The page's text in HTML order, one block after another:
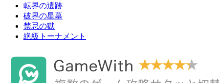
転界の遺跡
破界の星墓
禁忌の獄
絶級トーナメント